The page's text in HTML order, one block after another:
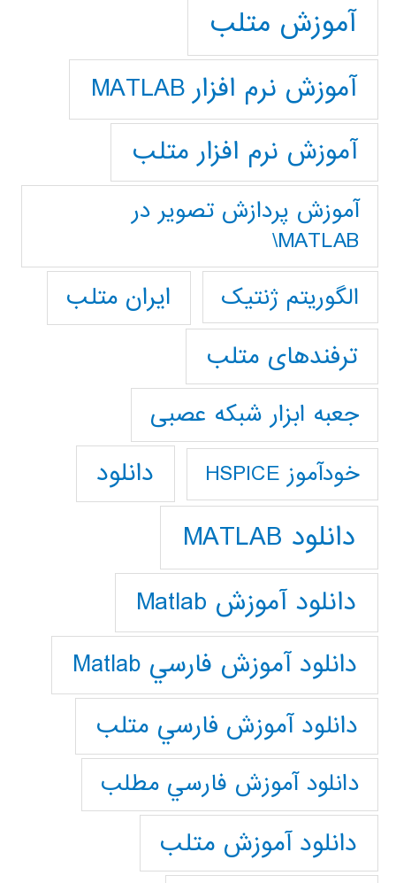
آموزش متلب
آموزش نرم افزار MATLAB
آموزش نرم افزار متلب
آموزش پردازش تصوير در
MATLAB\
الگوریتم ژنتیک
ایران متلب
ترفندهای متلب
جعبه ابزار شبکه عصبی
خودآموز HSPICE دانلود
دانلود MATLAB
دانلود آموزش Matlab
دانلود آموزش فارسي Matlab
دانلود آموزش فارسي متلب
دانلود آموزش فارسي مطلب
دانلود آموزش متلب